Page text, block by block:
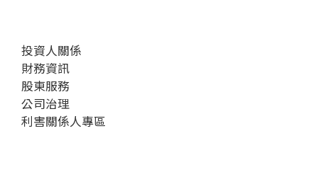
投資人關係
財務資訊
股東服務
公司治理
利害關係人專區